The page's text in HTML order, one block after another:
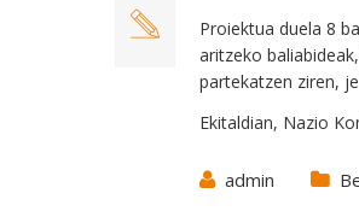
Proiektua duela 8
aritzeko
partekatzen ziren,
Ekitaldian, Nazio
admin